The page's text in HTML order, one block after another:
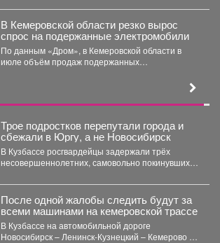
В Кемеровской области резко вырос
спрос на подержанные электромобили
По данным «Дром», в Кемеровской области в
июле объём продаж подержанных
Трое подростков перепутали города и
сбежали в Юргу, а не Новосибирск
В Кузбассе росгвардейцы задержали трёх
несовершеннолетних, самовольно покинувших
После одной жалобы следить будут за
всеми машинами на кемеровской трассе
В Кузбассе на автомобильной дороге
Новосибирск – Ленинск-Кузнецкий – Кемерово –